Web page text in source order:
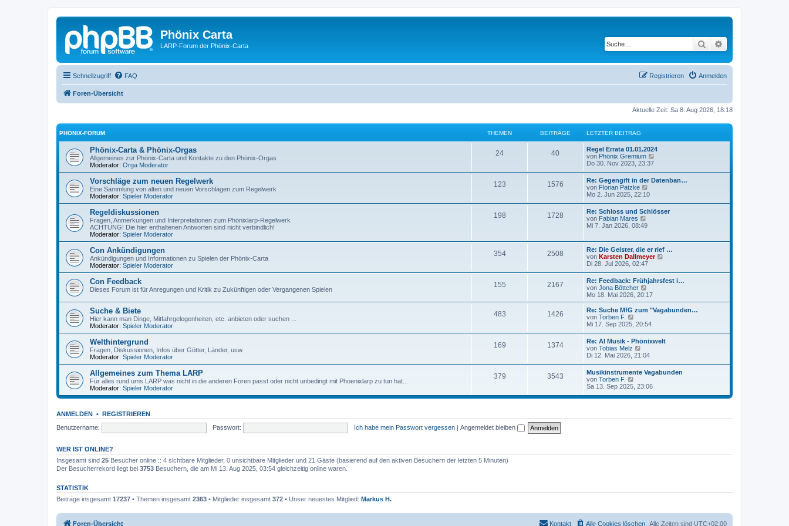
Phönix Carta
LARP-Forum der Phönix-Carta Suche
Schnellzugriff FAQ Anmelden
Registrieren
Foren-Übersicht
Aktuelle Zeit: Sa 8. Aug 2026, 18:18
PHÖNIX-FORUM THEMEN BEITRÄGE LETZTER BEITRAG
Phönix-Carta & Phönix-Orgas
Allgemeines zur Phönix-Carta und Kontakte zu den Phönix-Orgas
Moderator: Orga Moderator
24 40
Regel Errata 01.01.2024
von Phönix Gremium
s
r
B
r
a
g
Do 30. Nov 2023, 23:37
Vorschläge zum neuen Regelwerk
Eine Sammlung von alten und neuen Vorschlägen zum Regelwerk
Moderator: Spieler Moderator
123 1576
Re: Gegengift in der Datenban…
von Florian Patzke
e
e
s
B
e
i
r
a
g
Mo 2. Jun 2025, 22:10
Regeldiskussionen
Fragen, Anmerkungen und Interpretationen zum Phönixlarp-Regelwerk
ACHTUNG! Die hier enthaltenen Antworten sind nicht verbindlich!
Moderator: Spieler Moderator
198 1728
Re: Schloss und Schlösser
von Fabian Mares
e
t
e
r
B
e
t
r
a
Mi 7. Jan 2026, 08:49
Con Ankündigungen
Ankündigungen und Informationen zu Spielen der Phönix-Carta
Moderator: Spieler Moderator
354 2508
Re: Die Geister, die er rief …
von Karsten Dallmeyer
e
s
r
B
t
r
Di 28. Jul 2026, 02:47
Con Feedback
Dieses Forum ist für Anregungen und Kritik zu Zukünftigen oder Vergangenen Spielen
155 2167
Re: Feedback: Frühjahrsfest i…
von Jona Böttcher
e
u
e
t
r
B
i
t
r
g
Mo 18. Mai 2026, 20:17
Suche & Biete
Hier kann man Dinge, Mitfahrgelegenheiten, etc. anbieten oder suchen ...
Moderator: Spieler Moderator
483 1426
Re: Suche MfG zum "Vagabunden…
von Torben F.
e
e
s
t
e
r
B
i
t
r
Mi 17. Sep 2025, 20:54
Welthintergrund
Fragen, Diskussionen, Infos über Götter, Länder, usw.
Moderator: Spieler Moderator
169 1374
Re: AI Musik - Phönixwelt
von Tobias Melz
e
e
s
t
e
r
i
Di 12. Mai 2026, 21:04
Allgemeines zum Thema LARP
Für alles rund ums LARP was nicht in die anderen Foren passt oder nicht unbedingt mit Phoenixlarp zu tun hat...
Moderator: Spieler Moderator
379 3543
Musikinstrumente Vagabunden
von Torben F.
e
e
e
t
Sa 13. Sep 2025, 23:06
ANMELDEN • REGISTRIEREN
Benutzername:
Passwort: Ich habe mein Passwort vergessen | Angemeldet bleiben
WER IST ONLINE?
Insgesamt sind 25 Besucher online :: 4 sichtbare Mitglieder, 0 unsichtbare Mitglieder und 21 Gäste (basierend auf den aktiven Besuchern der letzten 5 Minuten)
Der Besucherrekord liegt bei 3753 Besuchern, die am Mi 13. Aug 2025, 03:54 gleichzeitig online waren.
STATISTIK
Beiträge insgesamt 17237 • Themen insgesamt 2363 • Mitglieder insgesamt 372 • Unser neuestes Mitglied: Markus H.
Foren-Übersicht Alle Zeiten sind UTC+02:00
Alle Cookies löschen
Kontakt